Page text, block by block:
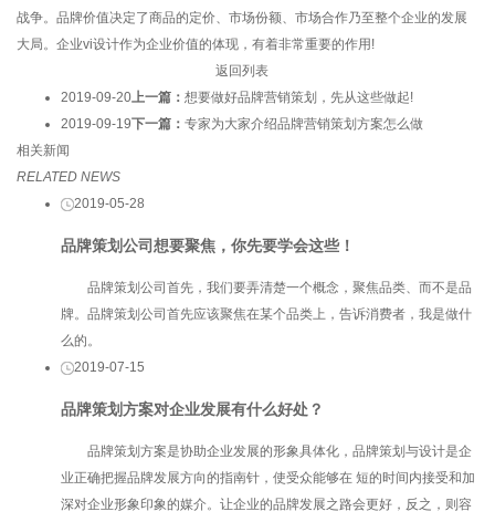
战争。品牌价值决定了商品的定价、市场份额、市场合作乃至整个企业的发展
大局。企业vi设计作为企业价值的体现，有着非常重要的作用!
返回列表
2019-09-20上一篇： 想要做好品牌营销策划，先从这些做起!
2019-09-19下一篇： 专家为大家介绍品牌营销策划方案怎么做
相关新闻
RELATED NEWS
2019-05-28
品牌策划公司想要聚焦，你先要学会这些！
品牌策划公司首先，我们要弄清楚一个概念，聚焦品类、而不是品
牌。品牌策划公司首先应该聚焦在某个品类上，告诉消费者，我是做什
么的。
2019-07-15
品牌策划方案对企业发展有什么好处？
品牌策划方案是协助企业发展的形象具体化，品牌策划与设计是企
业正确把握品牌发展方向的指南针，使受众能够在 短的时间内接受和加
深对企业形象印象的媒介。让企业的品牌发展之路会更好，反之，则容